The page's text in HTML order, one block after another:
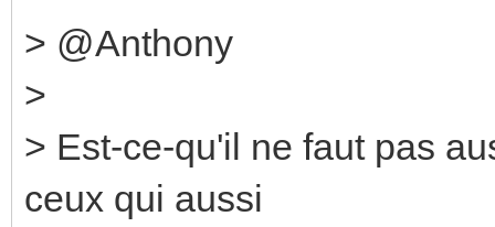
> @Anthony
>
> Est-ce-qu'il ne faut pas
ceux qui aussi